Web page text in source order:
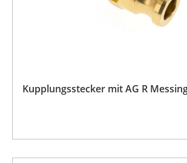
Kupplungsstecker mit AG R